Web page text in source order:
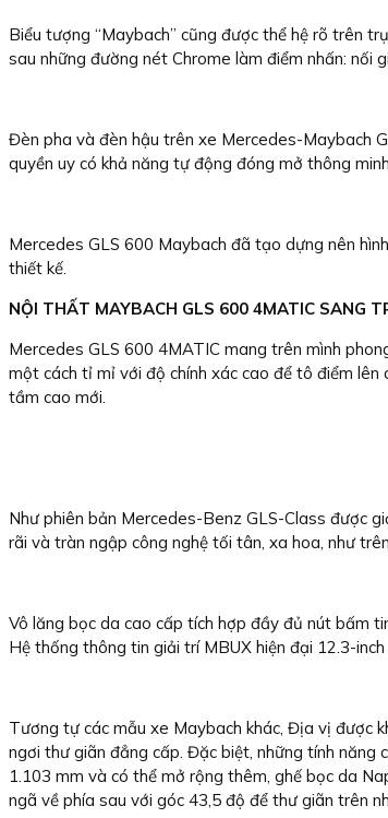
Biểu tượng “Maybach” cũng được thể hệ rõ trên
sau những đường nét Chrome làm điểm nhấn: nối
Đèn pha và đèn hậu trên xe Mercedes-Maybach
quyền uy có khả năng tự động đóng mở thông
Mercedes GLS 600 Maybach đã tạo dựng nên
thiết kế.
NỘI THẤT MAYBACH GLS 600 4MATIC SANG
Mercedes GLS 600 4MATIC mang trên mình
một cách tỉ mỉ với độ chính xác cao để tô điểm lên
tầm cao mới.
Như phiên bản Mercedes-Benz GLS-Class được
rãi và tràn ngập công nghệ tối tân, xa hoa, như
Vô lăng bọc da cao cấp tích hợp đầy đủ nút bấm
Hệ thống thông tin giải trí MBUX hiện đại 12.3-
Tương tự các mẫu xe Maybach khác, Địa vị được
ngơi thư giãn đẳng cấp. Đặc biệt, những tính năng
1.103 mm và có thể mở rộng thêm, ghế bọc da
ngã về phía sau với góc 43,5 độ để thư giãn trên